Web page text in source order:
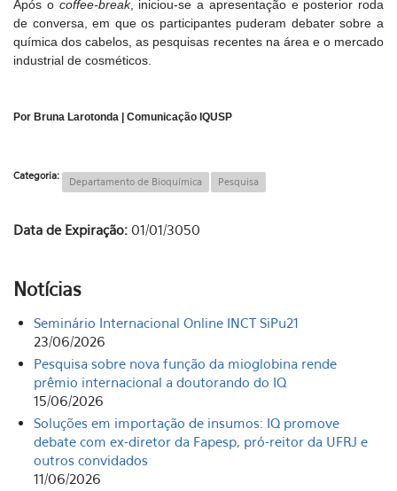
Após o coffee-break, iniciou-se a apresentação e posterior roda
de conversa, em que os participantes puderam debater sobre a
química dos cabelos, as pesquisas recentes na área e o mercado
industrial de cosméticos.
Por Bruna Larotonda | Comunicação IQUSP
Categoria: Departamento de Bioquímica Pesquisa
Data de Expiração: 01/01/3050
Notícias
Seminário Internacional Online INCT SiPu21
23/06/2026
Pesquisa sobre nova função da mioglobina rende
prêmio internacional a doutorando do IQ
15/06/2026
Soluções em importação de insumos: IQ promove
debate com ex-diretor da Fapesp, pró-reitor da UFRJ e
outros convidados
11/06/2026